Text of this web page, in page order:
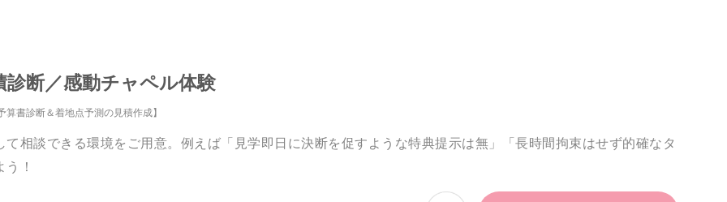
診断／感動チャペル体験
算書診断＆着地点予測の見積作成】
相談できる環境をご用意。例えば「見学即日に決断を促すような特典提示は無」「長時間拘束はせず的確なタ
！